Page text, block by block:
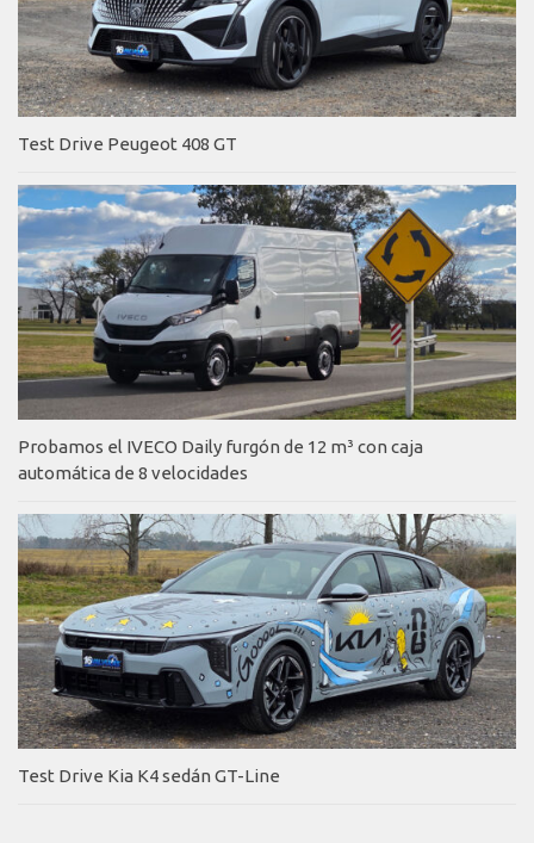
Test Drive Peugeot 408 GT
Probamos el IVECO Daily furgón de 12 m³ con caja
automática de 8 velocidades
Test Drive Kia K4 sedán GT-Line